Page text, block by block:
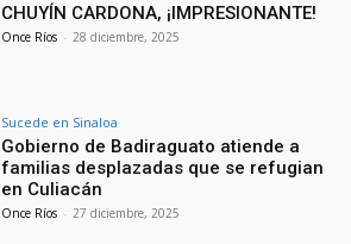
CHUYÍN CARDONA, ¡IMPRESIONANTE!
Once Ríos - 28 diciembre, 2025
Sucede en Sinaloa
Gobierno de Badiraguato atiende a
familias desplazadas que se refugian
en Culiacán
Once Ríos - 27 diciembre, 2025